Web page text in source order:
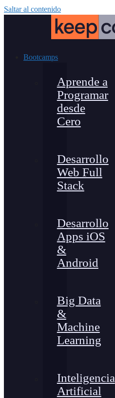
Saltar al contenido
Bootcamps
Aprende a
Programar
desde
Cero
Desarrollo
Web Full
Stack
Desarrollo
Apps iOS
&
Android
Big Data
&
Machine
Learning
Inteligencia
Artificial